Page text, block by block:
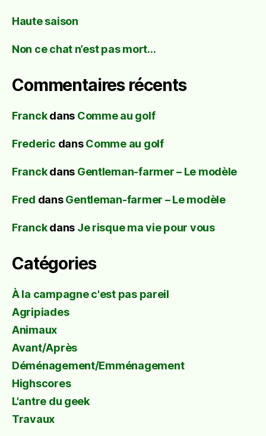
Haute saison
Non ce chat n’est pas mort…
Commentaires récents
Franckdans Comme au golf
Frederic dansComme au golf
Franckdans Gentleman-farmer – Le modèle
Fred dansGentleman-farmer – Le modèle
Franckdans Je risque ma vie pour vous
Catégories
À la campagne c'est pas pareil
Agripiades
Animaux
Avant/Après
Déménagement/Emménagement
Highscores
L'antre du geek
Travaux